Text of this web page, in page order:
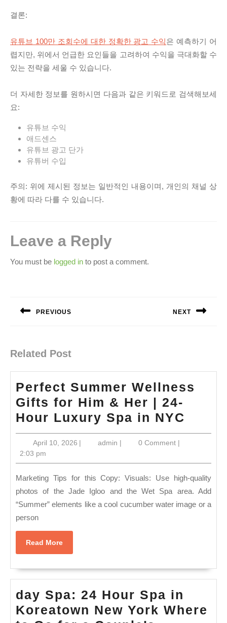
결론:
유튜브 100만 조회수에 대한 정확한 광고 수익은 예측하기 어
렵지만, 위에서 언급한 요인들을 고려하여 수익을 극대화할 수
있는 전략을 세울 수 있습니다.
더 자세한 정보를 원하시면 다음과 같은 키워드로 검색해보세
요:
유튜브 수익
애드센스
유튜브 광고 단가
유튜버 수입
주의: 위에 제시된 정보는 일반적인 내용이며, 개인의 채널 상
황에 따라 다를 수 있습니다.
Leave a Reply
You must be logged in to post a comment.
PREVIOUS NEXT
Related Post
Perfect Summer Wellness
Gifts for Him & Her | 24-
Hour Luxury Spa in NYC
Gifts
for
Him
&
Hour
in
April 10, 2026April
2026
| admin admin
| 0 Comment |
2:03 pm
Marketing Tips for this Copy: Visuals: Use high-quality
photos of the Jade Igloo and the Wet Spa area. Add
“Summer” elements like a cool cucumber water image or a
person
Read MoreRead
More
day Spa: 24 Hour Spa in
Koreatown New York Where